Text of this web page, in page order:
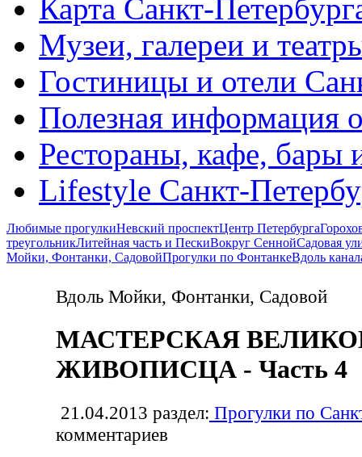
Карта Санкт-
Музеи, галереи и
Гостиницы и отели
Полезная информация
Рестораны, кафе, бары
Lifestyle Санкт-
Любимые прогулкиНевский проспектЦентр Петербурга
треугольникЛитейная часть и ПескиВокруг СеннойСадовая
Мойки, Фонтанки, СадовойПрогулки по ФонтанкеВдоль
Вдоль Мойки, Фонтанки, Садовой
МАСТЕРСКАЯ
ЖИВОПИСЦА - Часть 4
21.04.2013 раздел: Прогулки по
комментариев